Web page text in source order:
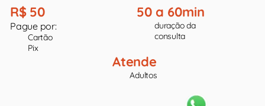
R$ 50
Pague por:
Cartão
Pix
50 a 60min
duração da
consulta
Atende
Adultos